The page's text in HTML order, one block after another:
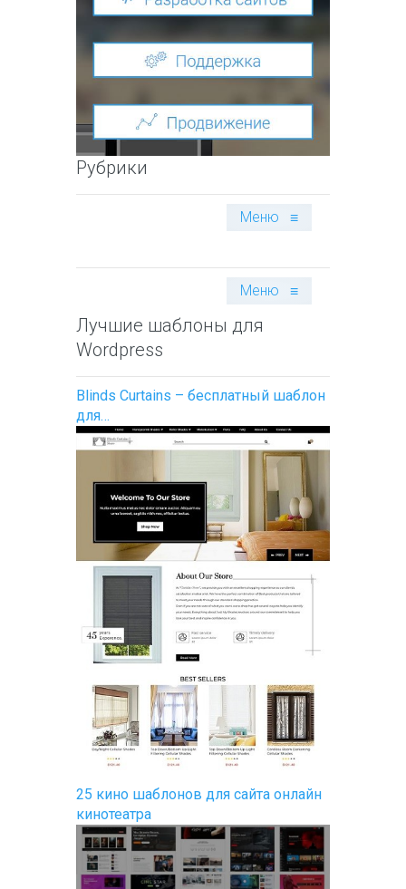
Рубрики
Меню ≡
Меню ≡
Лучшие шаблоны для
Wordpress
Blinds Curtains – бесплатный шаблон
для…
25 кино шаблонов для сайта онлайн
кинотеатра